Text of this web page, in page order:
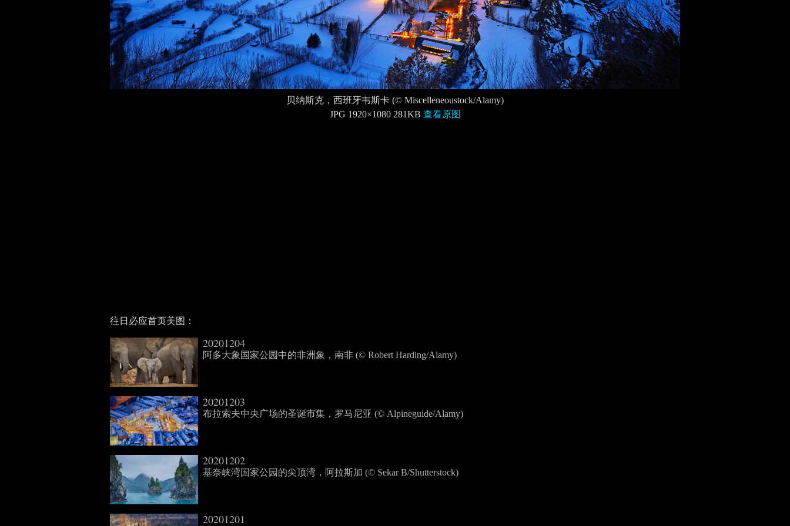
贝纳斯克，西班牙韦斯卡 (© Miscelleneoustock/Alamy)
JPG 1920×1080 281KB 查看原图
往日必应首页美图：
20201204
阿多大象国家公园中的非洲象，南非 (© Robert Harding/Alamy)
20201203
布拉索夫中央广场的圣诞市集，罗马尼亚 (© Alpineguide/Alamy)
20201202
基奈峡湾国家公园的尖顶湾，阿拉斯加 (© Sekar B/Shutterstock)
20201201